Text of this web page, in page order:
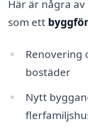
Här är några
som ett
Renovering
bostäder
Nytt